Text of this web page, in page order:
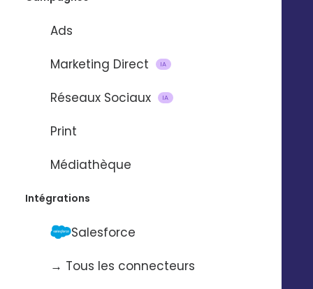
Ads
Marketing Direct
IA
Réseaux Sociaux IA
Print
Médiathèque
Intégrations
Salesforce
→ Tous les connecteurs
DÉCOUVREZ EN VIDÉO